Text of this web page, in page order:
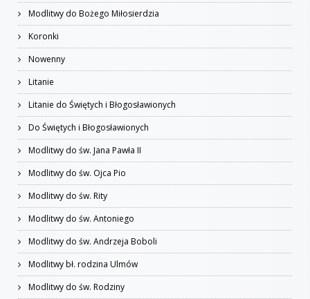
Modlitwy do Bożego Miłosierdzia
Koronki
Nowenny
Litanie
Litanie do Świętych i Błogosławionych
Do Świętych i Błogosławionych
Modlitwy do św. Jana Pawła II
Modlitwy do św. Ojca Pio
Modlitwy do św. Rity
Modlitwy do św. Antoniego
Modlitwy do św. Andrzeja Boboli
Modlitwy bł. rodzina Ulmów
Modlitwy do św. Rodziny